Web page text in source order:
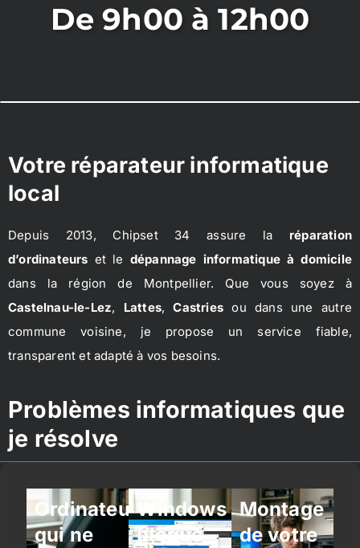
De 9h00 à 12h00
Votre réparateur informatique
local
Depuis 2013, Chipset 34 assure la réparation
d’ordinateurs et le dépannage informatique à domicile
dans la région de Montpellier. Que vous soyez à
Castelnau-le-Lez, Lattes,Castries ou dans une autre
commune voisine, je propose un service fiable,
transparent et adapté à vos besoins.
Problèmes informatiques que
je résolve
Ordinateur
qui ne
Windows
bloqué
Montage
de votre